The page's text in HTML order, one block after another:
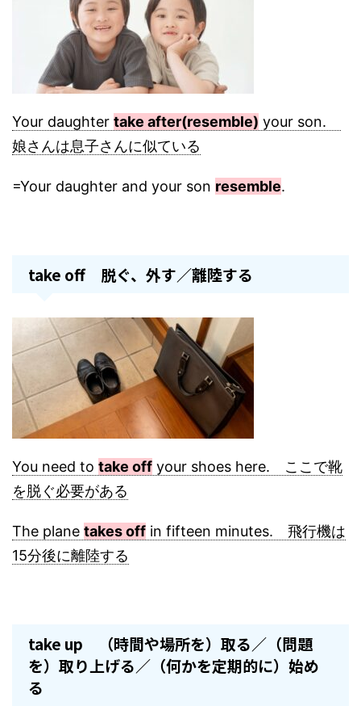
Your daughter take after(resemble) your son.
娘さんは息子さんに似ている
=Your daughter and your son resemble.
take off 脱ぐ、外す／離陸する
You need to take off your shoes here. ここで靴
を脱ぐ必要がある
The plane takes off in fifteen minutes. 飛行機は
15分後に離陸する
take up （時間や場所を）取る／（問題
を）取り上げる／（何かを定期的に）始め
る